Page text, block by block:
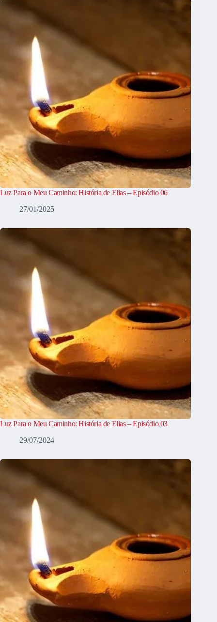
Luz Para o Meu Caminho: História de Elias – Episódio 06
27/01/2025
Luz Para o Meu Caminho: História de Elias – Episódio 03
29/07/2024